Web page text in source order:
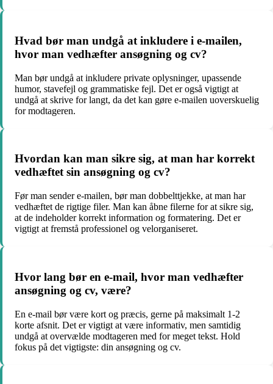
Hvad bør man undgå at inkludere i e-mailen,
hvor man vedhæfter ansøgning og cv?
Man bør undgå at inkludere private oplysninger, upassende
humor, stavefejl og grammatiske fejl. Det er også vigtigt at
undgå at skrive for langt, da det kan gøre e-mailen uoverskuelig
for modtageren.
Hvordan kan man sikre sig, at man har korrekt
vedhæftet sin ansøgning og cv?
Før man sender e-mailen, bør man dobbelttjekke, at man har
vedhæftet de rigtige filer. Man kan åbne filerne for at sikre sig,
at de indeholder korrekt information og formatering. Det er
vigtigt at fremstå professionel og velorganiseret.
Hvor lang bør en e-mail, hvor man vedhæfter
ansøgning og cv, være?
En e-mail bør være kort og præcis, gerne på maksimalt 1-2
korte afsnit. Det er vigtigt at være informativ, men samtidig
undgå at overvælde modtageren med for meget tekst. Hold
fokus på det vigtigste: din ansøgning og cv.